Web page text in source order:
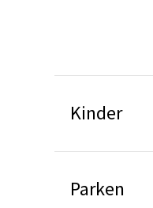
Kinder
Parken